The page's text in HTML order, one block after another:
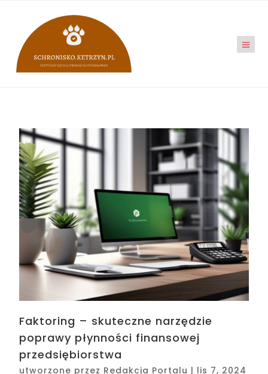
Faktoring – skuteczne narzędzie
poprawy płynności finansowej
przedsiębiorstwa
utworzone przez Redakcja Portalu | lis 7, 2024